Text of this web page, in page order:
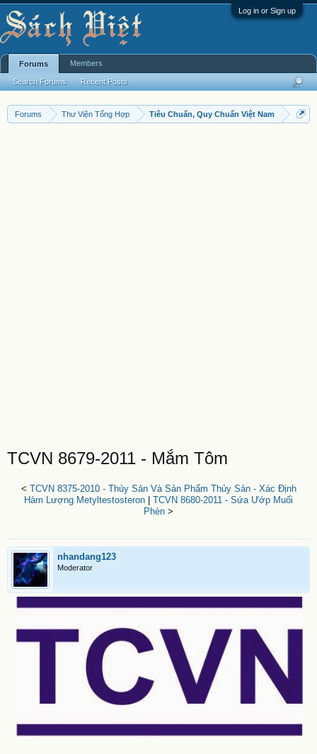
Log in or Sign up
Forums Thư Viện Tổng Hợp Tiêu Chuẩn, Quy Chuẩn Việt Nam
TCVN 8679-2011 - Mắm Tôm
< TCVN 8375-2010 - Thủy Sản Và Sản Phẩm Thủy Sản - Xác Định
Hàm Lượng Metyltestosteron
TCVN 8680-2011 - Sứa Ướp Muối
Phèn >
nhandang123
Moderator
Forums
Search Forums Recent Posts
Members